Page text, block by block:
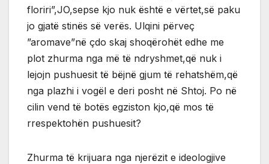
floriri”,JO,sepse kjo nuk është e vërtet,së paku
jo gjatë stinës së verës. Ulqini përveç
”aromave”në çdo skaj shoqërohët edhe me
plot zhurma nga më të ndryshmet,që nuk i
lejojn pushuesit të bëjnë gjum të rehatshëm,që
nga plazhi i vogël e deri posht në Shtoj. Po në
cilin vend të botës egziston kjo,që mos të
rrespektohën pushuesit?
Zhurma të krijuara nga njerëzit e ideologjive